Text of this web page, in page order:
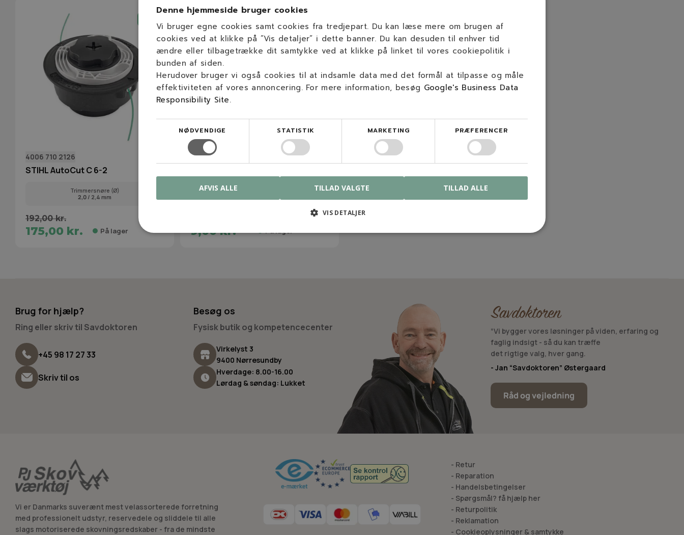
4006 710 2126
STIHL AutoCut C 6-2
Trimmersnøre (Ø)
2,0 / 2,4 mm
192,00 kr.
175,00 kr. På lager
9104 007 4289
9,00 kr. På lager
Brug for hjælp?
Ring eller skriv til Savdoktoren
+45 98 17 27 33
Skriv til os
Besøg os
Fysisk butik og kompetencecenter
Virkelyst 3
9400 Nørresundby
Hverdage: 8.00-16.00
Lørdag & søndag: Lukket
“Vi bygger vores løsninger på viden, erfaring og
faglig indsigt - så du kan træffe
det rigtige valg, hver gang.
- Jan “Savdoktoren” Østergaard
Råd og vejledning
Vi er Danmarks suverænt mest velassorterede forretning
med professionelt udstyr, reservedele og sliddele til alle
slags motoriserede skovningsredskaber - fra de mindste
- Retur
- Reparation
- Handelsbetingelser
- Spørgsmål? få hjælp her
- Returpolitik
- Reklamation
- Cookieoplysninger & samtykke
Denne hjemmeside bruger cookies
Vi bruger egne cookies samt cookies fra tredjepart. Du kan læse mere om brugen af
cookies ved at klikke på ”Vis detaljer” i dette banner. Du kan desuden til enhver tid
ændre eller tilbagetrække dit samtykke ved at klikke på linket til vores cookiepolitik i
bunden af siden.
Herudover bruger vi også cookies til at indsamle data med det formål at tilpasse og måle
effektiviteten af vores annoncering. For mere information, besøg Google's Business Data
Responsibility Site.
NØDVENDIGE STATISTIK MARKETING PRÆFERENCER
TILLAD VALGTE TILLAD ALLE
AFVIS ALLE
VIS DETALJER